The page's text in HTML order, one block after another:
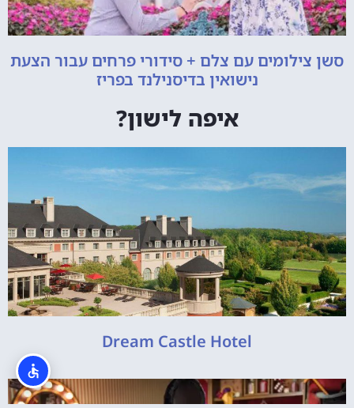
סשן צילומים עם צלם + סידורי פרחים עבור הצעת
נישואין בדיסנילנד בפריז
איפה לישון?
Dream Castle Hotel